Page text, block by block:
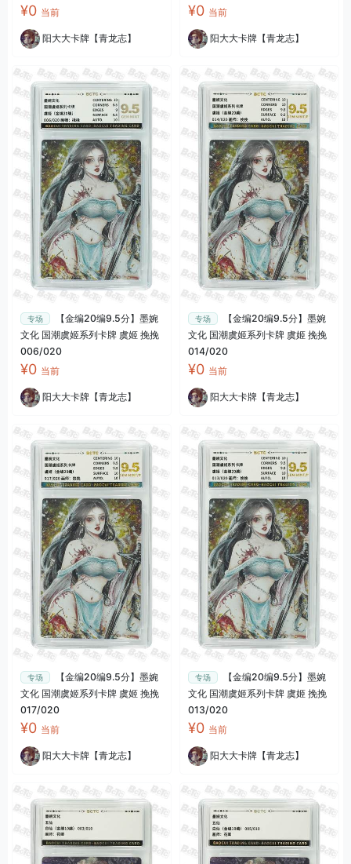
¥0 当前
阳大大卡牌【青龙志】
¥0 当前
阳大大卡牌【青龙志】
专场
【金编20编9.5分】墨婉
文化 国潮虞姬系列卡牌 虞姬 挽挽
006/020
¥0 当前
阳大大卡牌【青龙志】
专场
【金编20编9.5分】墨婉
文化 国潮虞姬系列卡牌 虞姬 挽挽
014/020
¥0 当前
阳大大卡牌【青龙志】
专场
【金编20编9.5分】墨婉
文化 国潮虞姬系列卡牌 虞姬 挽挽
017/020
¥0 当前
阳大大卡牌【青龙志】
专场
【金编20编9.5分】墨婉
文化 国潮虞姬系列卡牌 虞姬 挽挽
013/020
¥0 当前
阳大大卡牌【青龙志】